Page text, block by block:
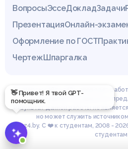
ВопросыЭссеДокладЗадачи
ПрезентацияОнлайн-
Оформление по ГОСТ
ЧертежШпаргалка
Эксперты сайта z4.by проводят
структурированию материала по
Результат данной работы не
но может служить источником
© z4.by. С ❤️ к студентам, 2008 -
студентам